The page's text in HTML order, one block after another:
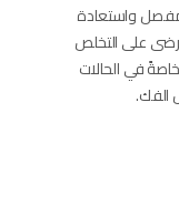
واستعادة
على التخلص
في الحالات
الفك.